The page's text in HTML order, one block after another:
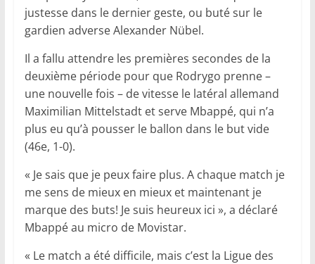
justesse dans le dernier geste, ou buté sur le
gardien adverse Alexander Nübel.
Il a fallu attendre les premières secondes de la
deuxième période pour que Rodrygo prenne –
une nouvelle fois – de vitesse le latéral allemand
Maximilian Mittelstadt et serve Mbappé, qui n’a
plus eu qu’à pousser le ballon dans le but vide
(46e, 1-0).
« Je sais que je peux faire plus. A chaque match je
me sens de mieux en mieux et maintenant je
marque des buts! Je suis heureux ici », a déclaré
Mbappé au micro de Movistar.
« Le match a été difficile, mais c’est la Ligue des